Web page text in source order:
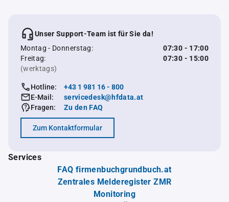
Unser Support-Team ist für Sie da!
Montag - Donnerstag:
07:30 - 17:00
Freitag:
07:30 - 15:00
(werktags)
Hotline:
+43 1 981 16 - 800
E-Mail:
servicedesk@hfdata.at
Fragen:
Zu den FAQ
Zum Kontaktformular
Services
FAQ firmenbuchgrundbuch.at
Zentrales Melderegister ZMR
Monitoring